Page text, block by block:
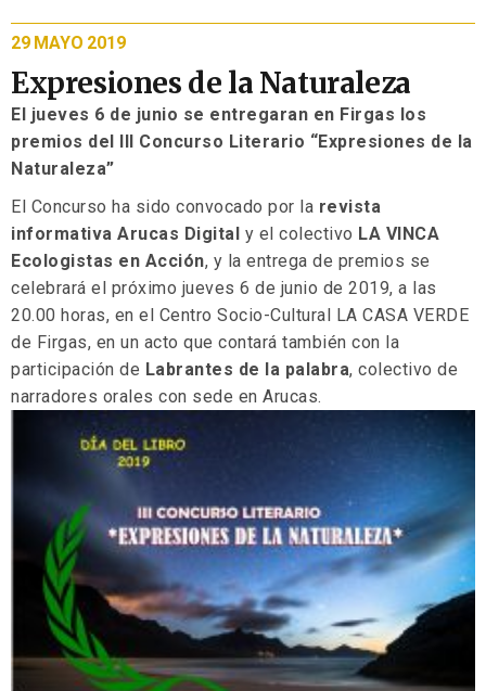
29 MAYO 2019
Expresiones de la Naturaleza
El jueves 6 de junio se entregaran en Firgas los
premios del III Concurso Literario “Expresiones de la
Naturaleza”
El Concurso ha sido convocado por la revista
informativa Arucas Digital y el colectivo LA VINCA
Ecologistas en Acción, y la entrega de premios se
celebrará el próximo jueves 6 de junio de 2019, a las
20.00 horas, en el Centro Socio-Cultural LA CASA VERDE
de Firgas, en un acto que contará también con la
participación de Labrantes de la palabra, colectivo de
narradores orales con sede en Arucas.